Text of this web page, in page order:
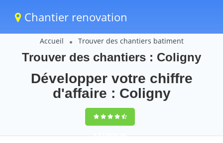
Chantier renovation
Accueil Trouver des chantiers batiment
Trouver des chantiers : Coligny
Développer votre chiffre
d'affaire : Coligny
9,5(100%)60